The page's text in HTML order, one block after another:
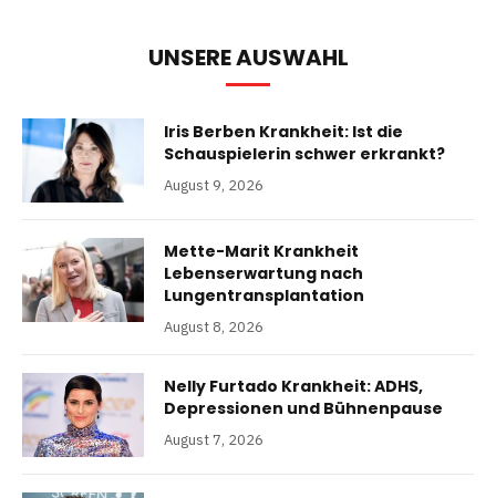
UNSERE AUSWAHL
Iris Berben Krankheit: Ist die
Schauspielerin schwer erkrankt?
August 9, 2026
Mette-Marit Krankheit
Lebenserwartung nach
Lungentransplantation
August 8, 2026
Nelly Furtado Krankheit: ADHS,
Depressionen und Bühnenpause
August 7, 2026